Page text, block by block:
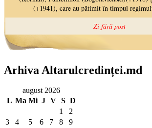
Arhiva Altarulcredinței.md
august 2026
L Ma Mi J V S D
1
2
3
4 5 6 7 8
9